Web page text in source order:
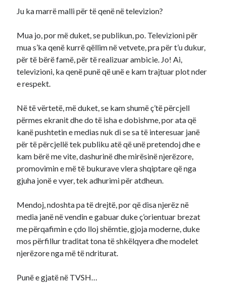
Ju ka marrë malli për të qenë në televizion?
Mua jo, por më duket, se publikun, po. Televizioni për
mua s’ka qenë kurrë qëllim në vetvete, pra për t’u dukur,
për të bërë famë, për të realizuar ambicie. Jo! Ai,
televizioni, ka qenë punë që unë e kam trajtuar plot nder
e respekt.
Në të vërtetë, më duket, se kam shumë ç’të përcjell
përmes ekranit dhe do të isha e dobishme, por ata që
kanë pushtetin e medias nuk di se sa të interesuar janë
për të përcjellë tek publiku atë që unë pretendoj dhe e
kam bërë me vite, dashurinë dhe mirësinë njerëzore,
promovimin e më të bukurave vlera shqiptare që nga
gjuha jonë e vyer, tek adhurimi për atdheun.
Mendoj, ndoshta pa të drejtë, por që disa njerëz në
media janë në vendin e gabuar duke ç’orientuar brezat
me përqafimin e çdo lloj shëmtie, gjoja moderne, duke
mos përfillur traditat tona të shkëlqyera dhe modelet
njerëzore nga më të ndriturat.
Punë e gjatë në TVSH…